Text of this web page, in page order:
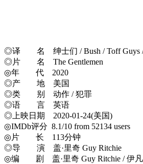
◎译 名 绅士们 / Bush / Toff Guys /
◎片 名 The Gentlemen
◎年 代 2020
◎产 地 美国
◎类 别 动作 / 犯罪
◎语 言 英语
◎上映日期 2020-01-24(美国)
◎IMDb评分 8.1/10 from 52134 users
◎片 长 113分钟
◎导 演 盖·里奇 Guy Ritchie
◎编 剧 盖·里奇 Guy Ritchie / 伊凡·